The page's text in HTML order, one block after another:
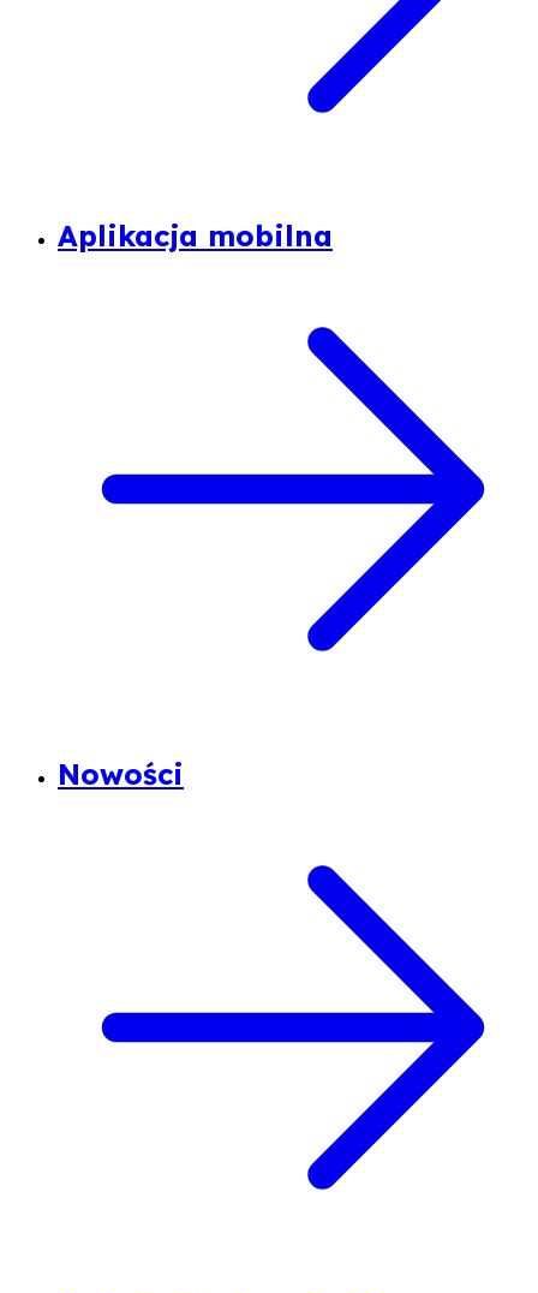
Aplikacja mobilna
Nowości